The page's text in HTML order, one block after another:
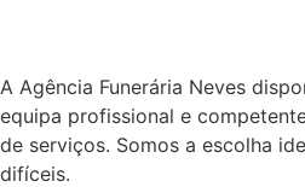
A Agência Funerária Neves
equipa profissional e
de serviços. Somos a escolha
difíceis.